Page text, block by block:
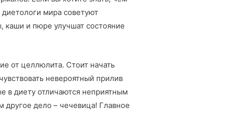
мира советуют
каши и пюре улучшат состояние
от целлюлита. Стоит начать
невероятный прилив
в диету отличаются неприятным
дело – чечевица! Главное